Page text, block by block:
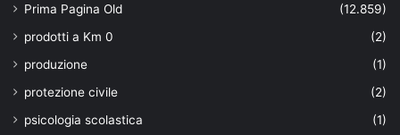
Prima Pagina Old
(12.859)
prodotti a Km 0
(2)
produzione
(1)
protezione civile
(2)
psicologia scolastica
(1)